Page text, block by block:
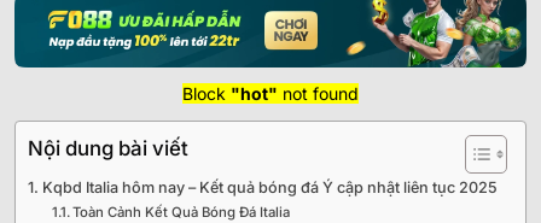
Block "hot" not found
Nội dung bài viết
Kqbd Italia hôm nay – Kết quả bóng đá Ý cập nhật liên tục 2025
Toàn Cảnh Kết Quả Bóng Đá Italia